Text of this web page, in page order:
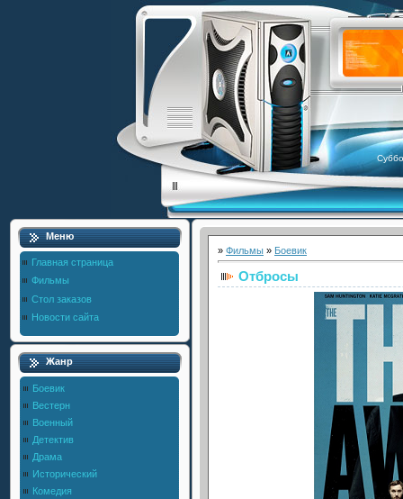
Меню
Главная страница
Фильмы
Стол заказов
Новости сайта
Жанр
Боевик
Вестерн
Военный
Детектив
Драма
Исторический
Комедия
» Фильмы » Боевик
Отбросы